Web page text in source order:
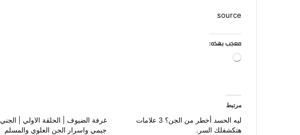
source
معجب بهذه:
ا
ل
ت
ح
مرتبط
ليه الحسد أخطر من الجن؟ 3 علامات
هتكشفلك السر.
غرفة الضيوف | الحلقة الاولي | الجني
جيمي واسرار الجن العلوي والمسلم